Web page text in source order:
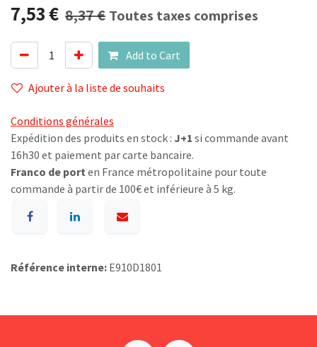
7,53€ 8,37€ Toutes taxes comprises
Add to Cart
Ajouter à la liste de souhaits
Conditions générales
Expédition des produits en stock : J+1 si commande avant
16h30 et paiement par carte bancaire.
Franco de port en France métropolitaine pour toute
commande à partir de 100€ et inférieure à 5 kg.
Référence interne: E910D1801